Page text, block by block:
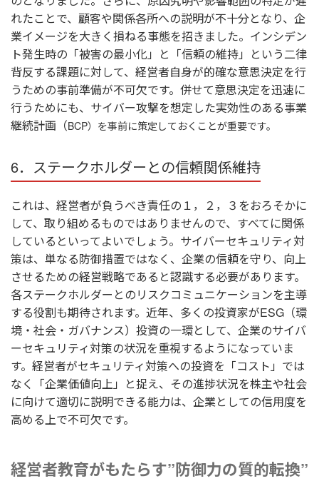
れたことで、顧客や関係各所への説明が不十分となり、企
業イメージを大きく損ねる事態を招きました。インシデン
ト発生時の「被害の最小化」と「信頼の維持」という二律
背反する課題に対して、経営者自身が的確な意思決定を行
うための事前準備が不可欠です。併せて意思決定を迅速に
行うためにも、サイバー攻撃を想定した実効性のある事業
継続計画（BCP）を事前に策定しておくことが重要です。
6．ステークホルダーとの信頼関係維持
これは、経営者が負うべき責任の１，２，３をおろそかに
して、取り組めるものではありませんので、すべてに関係
しているといってよいでしょう。サイバーセキュリティ対
策は、単なる防御措置ではなく、企業の信頼を守り、向上
させるための経営戦略であると認識する必要があります。
各ステークホルダーとのリスクコミュニケーションを主導
する役割も期待されます。近年、多くの投資家がESG（環
境・社会・ガバナンス）投資の一環として、企業のサイバ
ーセキュリティ対策の状況を重視するようになっていま
す。経営者がセキュリティ対策への投資を「コスト」では
なく「企業価値向上」と捉え、その進捗状況を株主や社会
に向けて適切に説明できる能力は、企業としての信用度を
高める上で不可欠です。
経営者教育がもたらす”防御力の質的転換”